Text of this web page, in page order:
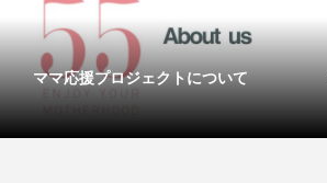
ママ応援プロジェクトについて